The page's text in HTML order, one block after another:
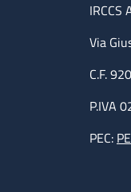
Via
C.F.
P.IVA
PEC: